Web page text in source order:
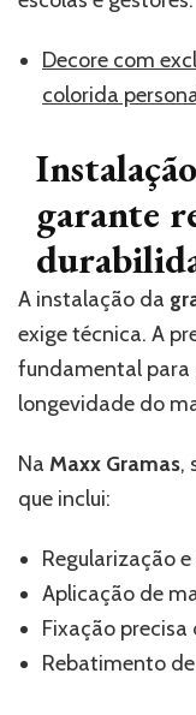
Decore com
colorida
garante
A instalação da
exige técnica. A
fundamental para
longevidade do
Na Maxx Gramas,
que inclui:
Regularização
Aplicação de
Fixação
Rebatimento